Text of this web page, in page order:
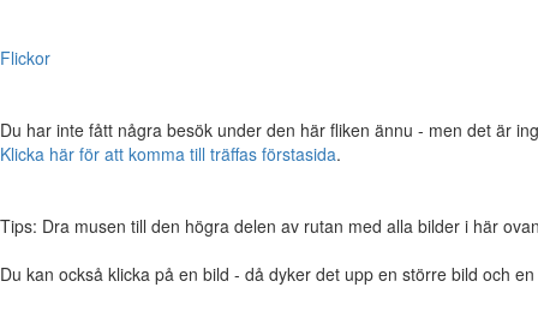
Flickor
Du har inte fått några besök under den här fliken ännu - men det är
Klicka här för att komma till träffas förstasida.
Tips: Dra musen till den högra delen av rutan med alla bilder i här
Du kan också klicka på en bild - då dyker det upp en större bild och